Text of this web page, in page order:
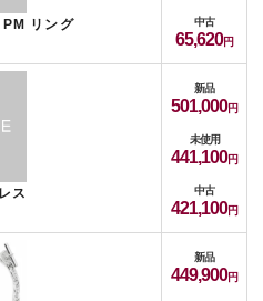
リング
中古
65,620
ス
新品
501,000
未使用
441,100
中古
421,100
新品
449,900